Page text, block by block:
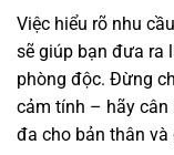
Việc hiểu rõ nhu
sẽ giúp bạn đưa ra
phòng độc. Đừng
cảm tính – hãy cân
đa cho bản thân và